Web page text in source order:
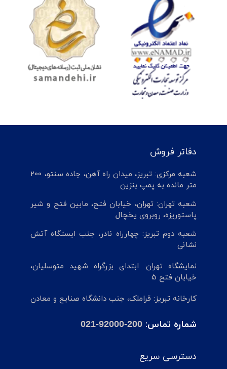
دفاتر فروش
شعبه مرکزی: تبریز، میدان راه آهن، جاده سنتو، 200
متر مانده به پمپ بنزین
شعبه تهران: تهران، خیابان فتح، مابین فتح و شیر
پاستوریزه، روبروی یخچال
شعبه دوم تبریز: چهارراه نادر، جنب ایستگاه آتش
نشانی
نمایشگاه تهران: ابتدای بزرگراه شهید متوسلیان،
خیابان فتح 5
کارخانه تبریز: قراملک، جنب دانشگاه صنایع و معادن
شماره تماس: 021-92000-200
دسترسی سریع